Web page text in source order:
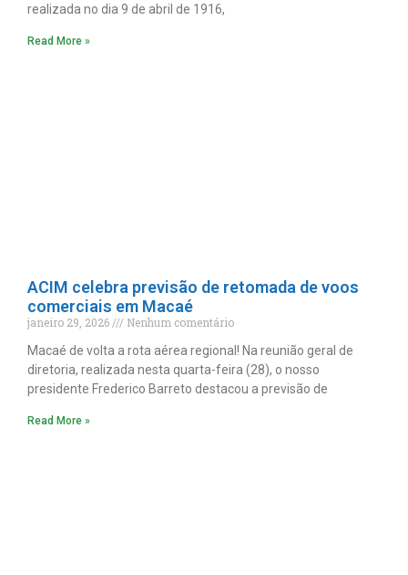
realizada no dia 9 de abril de 1916,
Read More »
ACIM celebra previsão de retomada de voos
comerciais em Macaé
janeiro 29, 2026
Nenhum comentário
Macaé de volta a rota aérea regional! Na reunião geral de
diretoria, realizada nesta quarta-feira (28), o nosso
presidente Frederico Barreto destacou a previsão de
Read More »